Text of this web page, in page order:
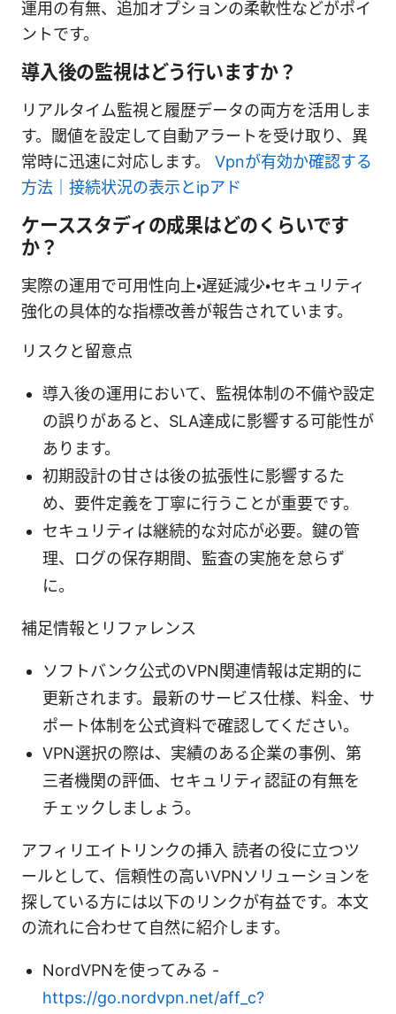
運用の有無、追加オプションの柔軟性などがポイ
ントです。
導入後の監視はどう行いますか？
リアルタイム監視と履歴データの両方を活用しま
す。閾値を設定して自動アラートを受け取り、異
常時に迅速に対応します。 Vpnが有効か確認する
方法｜接続状況の表示とipアド
ケーススタディの成果はどのくらいです
か？
実際の運用で可用性向上・遅延減少・セキュリティ
強化の具体的な指標改善が報告されています。
リスクと留意点
導入後の運用において、監視体制の不備や設定
の誤りがあると、SLA達成に影響する可能性が
あります。
初期設計の甘さは後の拡張性に影響するた
め、要件定義を丁寧に行うことが重要です。
セキュリティは継続的な対応が必要。鍵の管
理、ログの保存期間、監査の実施を怠らず
に。
補足情報とリファレンス
ソフトバンク公式のVPN関連情報は定期的に
更新されます。最新のサービス仕様、料金、サ
ポート体制を公式資料で確認してください。
VPN選択の際は、実績のある企業の事例、第
三者機関の評価、セキュリティ認証の有無を
チェックしましょう。
アフィリエイトリンクの挿入 読者の役に立つツ
ールとして、信頼性の高いVPNソリューションを
探している方には以下のリンクが有益です。本文
の流れに合わせて自然に紹介します。
NordVPNを使ってみる -
https://go.nordvpn.net/aff_c?